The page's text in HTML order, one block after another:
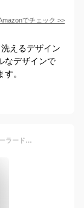
でチェック >>
えるデザイン
なデザインで
。
[アッドルージュ] スーツ レディース 洗える テーラードジャケット ストレートパンツ 2点セット ウエストゴム 【b5019】 23号 ABR ブラック